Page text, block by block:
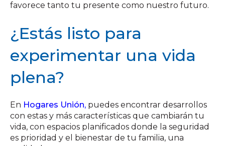
favorece tanto tu presente como nuestro futuro.
¿Estás listo para
experimentar una vida
plena?
En Hogares Unión, puedes encontrar desarrollos
con estas y más características que cambiarán tu
vida, con espacios planificados donde la seguridad
es prioridad y el bienestar de tu familia, una